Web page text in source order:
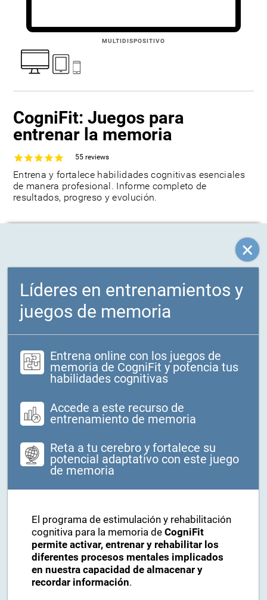
MULTIDISPOSITIVO
CogniFit: Juegos para
entrenar la memoria
55reviews
Entrena y fortalece habilidades cognitivas esenciales
de manera profesional. Informe completo de
resultados, progreso y evolución.
Líderes en entrenamientos y
juegos de memoria
Entrena online con los juegos de
memoria de CogniFit y potencia tus
habilidades cognitivas
Accede a este recurso de
entrenamiento de memoria
Reta a tu cerebro y fortalece su
potencial adaptativo con este juego
de memoria
El programa de estimulación y rehabilitación
cognitiva para la memoria deCogniFit
permite activar, entrenar y rehabilitar los
diferentes procesos mentales implicados
en nuestra capacidad de almacenar y
recordar información.